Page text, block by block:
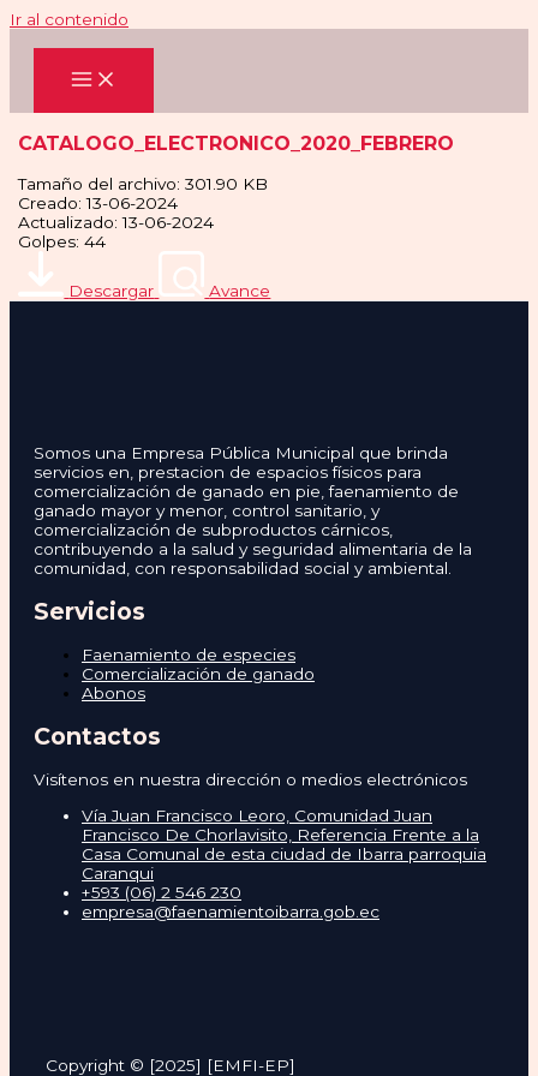
Ir al contenido
CATALOGO_ELECTRONICO_2020_FEBRERO
Tamaño del archivo: 301.90 KB
Creado: 13-06-2024
Actualizado: 13-06-2024
Golpes: 44
Descargar Avance
Somos una Empresa Pública Municipal que brinda
servicios en, prestacion de espacios físicos para
comercialización de ganado en pie, faenamiento de
ganado mayor y menor, control sanitario, y
comercialización de subproductos cárnicos,
contribuyendo a la salud y seguridad alimentaria de la
comunidad, con responsabilidad social y ambiental.
Servicios
Faenamiento de especies
Comercialización de ganado
Abonos
Contactos
Visítenos en nuestra dirección o medios electrónicos
Vía Juan Francisco Leoro, Comunidad Juan
Francisco De Chorlavisito, Referencia Frente a la
Casa Comunal de esta ciudad de Ibarra parroquia
Caranqui
+593 (06) 2 546 230
empresa@faenamientoibarra.gob.ec
Copyright © [2025] [EMFI-EP]